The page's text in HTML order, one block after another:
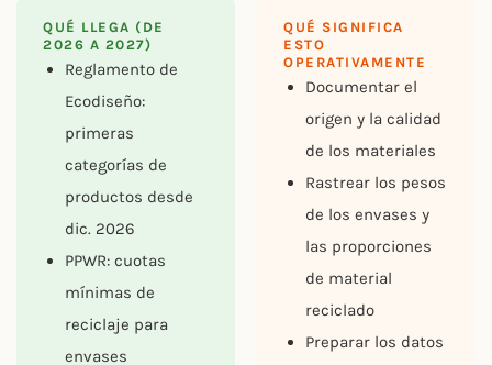
QUÉ LLEGA (DE
2026 A 2027)
Reglamento de
Ecodiseño:
primeras
categorías de
productos desde
dic. 2026
PPWR: cuotas
mínimas de
reciclaje para
envases
QUÉ SIGNIFICA
ESTO
OPERATIVAMENTE
Documentar el
origen y la calidad
de los materiales
Rastrear los pesos
de los envases y
las proporciones
de material
reciclado
Preparar los datos